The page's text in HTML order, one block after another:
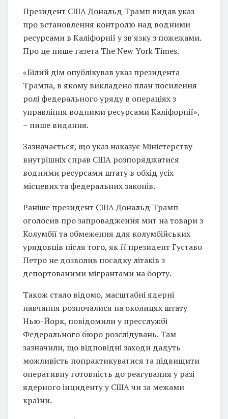
Президент США Дональд Трамп видав указ
про встановлення контролю над водними
ресурсами в Каліфорнії у зв'язку з пожежами.
Про це пише газета The New York Times.
«Білий дім опублікував указ президента
Трампа, в якому викладено план посилення
ролі федерального уряду в операціях з
управління водними ресурсами Каліфорнії»,
– пише видання.
Зазначається, що указ наказує Міністерству
внутрішніх справ США розпоряджатися
водними ресурсами штату в обхід усіх
місцевих та федеральних законів.
Раніше президент США Дональд Трамп
оголосив про запровадження мит на товари з
Колумбії та обмеження для колумбійських
урядовців після того, як її президент Густаво
Петро не дозволив посадку літаків з
депортованими мігрантами на борту.
Також стало відомо, масштабні ядерні
навчання розпочалися на околицях штату
Нью-Йорк, повідомили у пресслужбі
Федерального бюро розслідувань. Там
зазначили, що відповідні заходи дадуть
можливість попрактикуватися та підвищити
оперативну готовність до реагування у разі
ядерного інциденту у США чи за межами
країни.